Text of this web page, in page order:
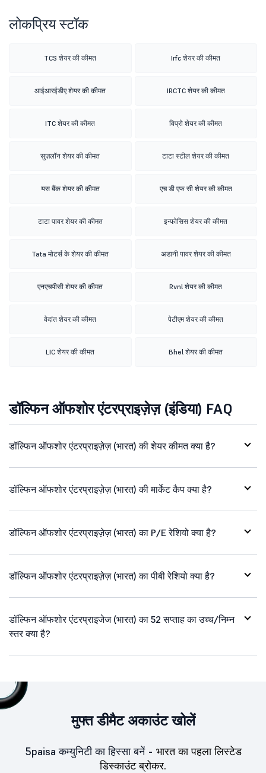
लोकप्रिय स्टॉक
TCS शेयर की कीमत Irfc शेयर की कीमत
आईआरईडीए शेयर की कीमत IRCTC शेयर की कीमत
ITC शेयर की कीमत विप्रो शेयर की कीमत
सुज़लॉन शेयर की कीमत टाटा स्टील शेयर की कीमत
यस बैंक शेयर की कीमत एच डी एफ सी शेयर की कीमत
टाटा पावर शेयर की कीमत इन्फोसिस शेयर की कीमत
Tata मोटर्स के शेयर की कीमत अडानी पावर शेयर की कीमत
एनएचपीसी शेयर की कीमत Rvnl शेयर की कीमत
वेदांत शेयर की कीमत पेटीएम शेयर की कीमत
LIC शेयर की कीमत Bhel शेयर की कीमत
डॉल्फिन ऑफशोर एंटरप्राइज़ेज़ (इंडिया) FAQ
डॉल्फिन ऑफशोर एंटरप्राइज़ेज़ (भारत) की शेयर कीमत क्या है?
डॉल्फिन ऑफशोर एंटरप्राइज़ेज़ (भारत) की मार्केट कैप क्या है?
डॉल्फिन ऑफशोर एंटरप्राइज़ेज़ (भारत) का P/E रेशियो क्या है?
डॉल्फिन ऑफशोर एंटरप्राइज़ेज़ (भारत) का पीबी रेशियो क्या है?
डॉल्फिन ऑफशोर एंटरप्राइजेज (भारत) का 52 सप्ताह का उच्च/निम्न
स्तर क्या है?
मुफ्त डीमैट अकाउंट खोलें
5paisa कम्युनिटी का हिस्सा बनें - भारत का पहला लिस्टेड
डिस्काउंट ब्रोकर.